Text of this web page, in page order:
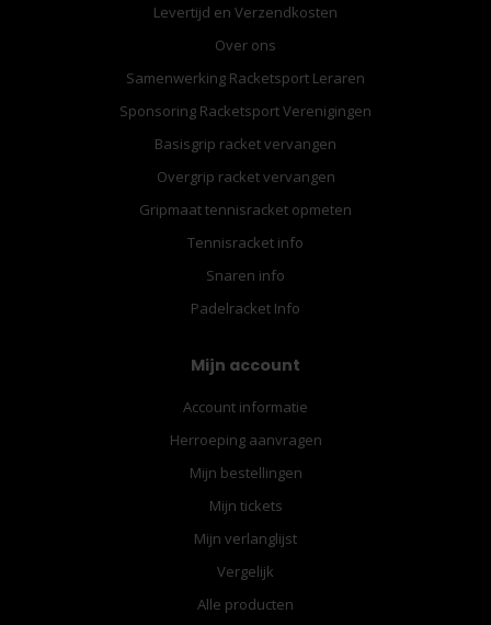
Levertijd en Verzendkosten
Over ons
Samenwerking Racketsport Leraren
Sponsoring Racketsport Verenigingen
Basisgrip racket vervangen
Overgrip racket vervangen
Gripmaat tennisracket opmeten
Tennisracket info
Snaren info
Padelracket Info
Mijn account
Account informatie
Herroeping aanvragen
Mijn bestellingen
Mijn tickets
Mijn verlanglijst
Vergelijk
Alle producten